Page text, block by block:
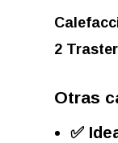
2
Otras
✅